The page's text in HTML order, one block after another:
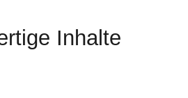
Inhalte